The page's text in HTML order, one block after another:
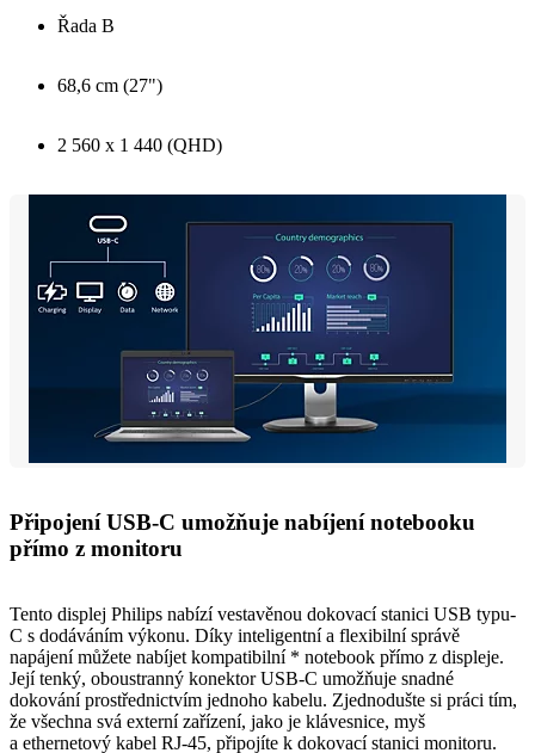
Řada B
68,6 cm (27")
2 560 x 1 440 (QHD)
Připojení USB-C umožňuje nabíjení notebooku
přímo z monitoru
Tento displej Philips nabízí vestavěnou dokovací stanici USB typu-
C s dodáváním výkonu. Díky inteligentní a flexibilní správě
napájení můžete nabíjet kompatibilní * notebook přímo z displeje.
Její tenký, oboustranný konektor USB-C umožňuje snadné
dokování prostřednictvím jednoho kabelu. Zjednodušte si práci tím,
že všechna svá externí zařízení, jako je klávesnice, myš
a ethernetový kabel RJ-45, připojíte k dokovací stanici monitoru.